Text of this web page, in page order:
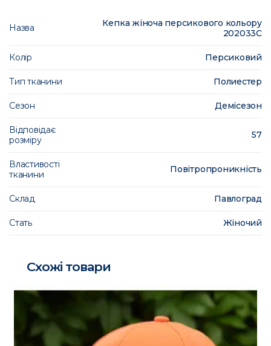
Назва
Кепка жіноча персикового кольору
202033C
Колір Персиковий
Тип тканини Полиестер
Сезон Демісезон
Відповідає
розміру
57
Властивості
тканини
Повітропроникність
Склад Павлоград
Стать Жіночий
Схожі товари